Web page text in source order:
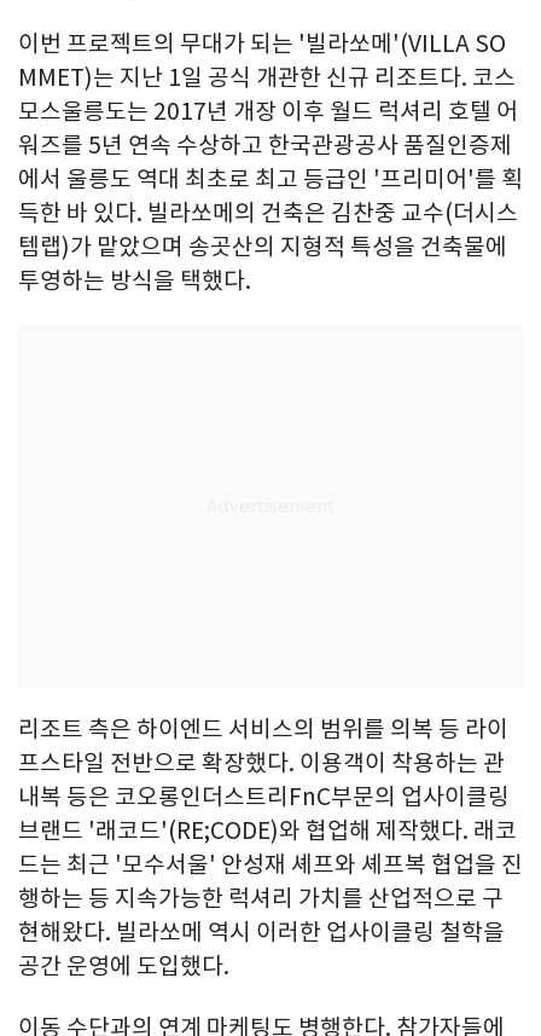
이번 프로젝트의 무대가 되는 '빌라쏘메'(VILLA SO
MMET)는 지난 1일 공식 개관한 신규 리조트다. 코스
모스울릉도는 2017년 개장 이후 월드 럭셔리 호텔 어
워즈를 5년 연속 수상하고 한국관광공사 품질인증제
에서 울릉도 역대 최초로 최고 등급인 '프리미어'를 획
득한 바 있다. 빌라쏘메의 건축은 김찬중 교수(더시스
템랩)가 맡았으며 송곳산의 지형적 특성을 건축물에
투영하는 방식을 택했다.
리조트 측은 하이엔드 서비스의 범위를 의복 등 라이
프스타일 전반으로 확장했다. 이용객이 착용하는 관
내복 등은 코오롱인더스트리FnC부문의 업사이클링
브랜드 '래코드'(RE;CODE)와 협업해 제작했다. 래코
드는 최근 '모수서울' 안성재 셰프와 셰프복 협업을 진
행하는 등 지속가능한 럭셔리 가치를 산업적으로 구
현해왔다. 빌라쏘메 역시 이러한 업사이클링 철학을
공간 운영에 도입했다.
이동 수단과의 연계 마케팅도 병행한다. 참가자들에